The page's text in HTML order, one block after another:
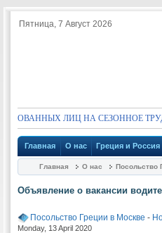
Пятница, 7 Август 2026
ЛИЦ НА СЕЗОННОЕ
Главная О нас Греция и Россия
Главная О нас Посольство
Объявление о вакансии
Посольство Греции в Москве -
Monday, 13 April 2020